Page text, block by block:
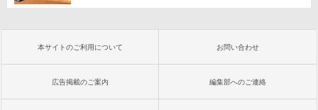
本サイトのご利用について お問い合わせ
広告掲載のご案内 編集部へのご連絡